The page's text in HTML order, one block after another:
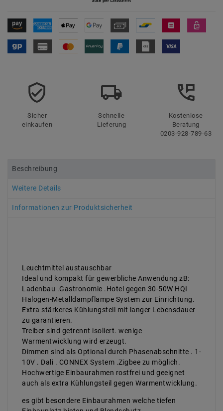
Sicher
einkaufen
Schnelle
Lieferung
Kostenlose
Beratung
0203-928-789-63
Beschreibung
Weitere Details
Informationen zur Produktsicherheit
Leuchtmittel austauschbar
Ideal und kompakt für gewerbliche Anwendung zB:
Ladenbau .Gastronomie .Hotel gegen 30-50W HQI
Halogen-Metalldampflampe System zur Einrichtung.
Extra stärkeres Kühlungsteil mit langer Lebensdauer
zu garantieren.
Treiber sind getrennt isoliert. wenige
Warmentwicklung wird erzeugt.
Dimmen sind als Optional durch Phasenabschnitte . 1-
10V . Dali . CONNEX System .Zigbee zu möglich.
Hochwertige Einbaurahmen rostfrei und geeignet
auch als extra Kühlungsteil gegen Warmentwicklung.
es gibt besondere Einbaurahmen welche tiefen